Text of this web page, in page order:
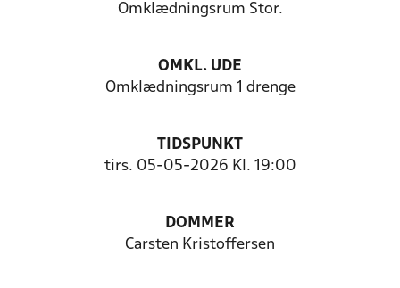
Omklædningsrum Stor.
OMKL. UDE
Omklædningsrum 1 drenge
TIDSPUNKT
tirs. 05-05-2026 Kl. 19:00
DOMMER
Carsten Kristoffersen